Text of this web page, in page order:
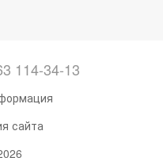
114-34-13
сайта